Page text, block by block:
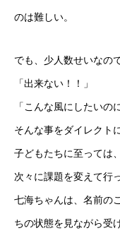
のは難しい。
でも、少人数せいなの
「出来ない！！」
「こんな風にしたいの
そんな事をダイレクト
子どもたちに至っては
次々に課題を変えて行
七海ちゃんは、名前の
ちの状態を見ながら受